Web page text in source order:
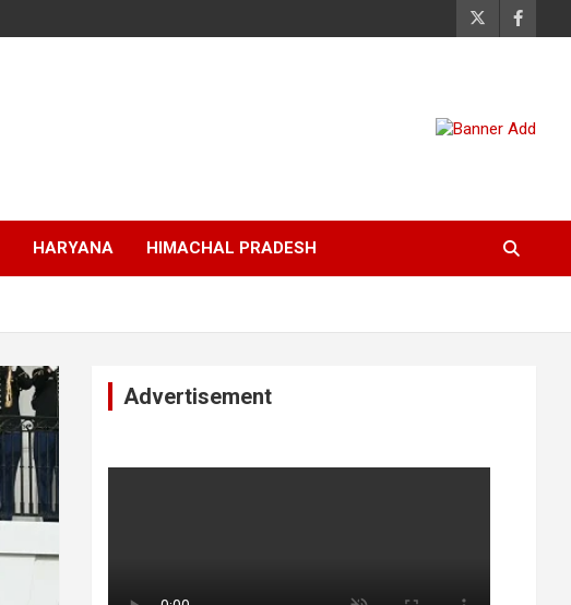
HARYANA HIMACHAL PRADESH
Advertisement